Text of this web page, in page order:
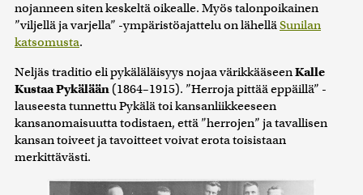
nojanneen siten keskeltä oikealle. Myös talonpoikainen
”viljellä ja varjella” -ympäristöajattelu on lähelläSunilan
katsomusta.
Neljäs traditio eli pykäläläisyys nojaa värikkääseenKalle
Kustaa Pykälään (1864–1915). ”Herroja pittää eppäillä” -
lauseesta tunnettu Pykälä toi kansanliikkeeseen
kansanomaisuutta todistaen, että ”herrojen” ja tavallisen
kansan toiveet ja tavoitteet voivat erota toisistaan
merkittävästi.